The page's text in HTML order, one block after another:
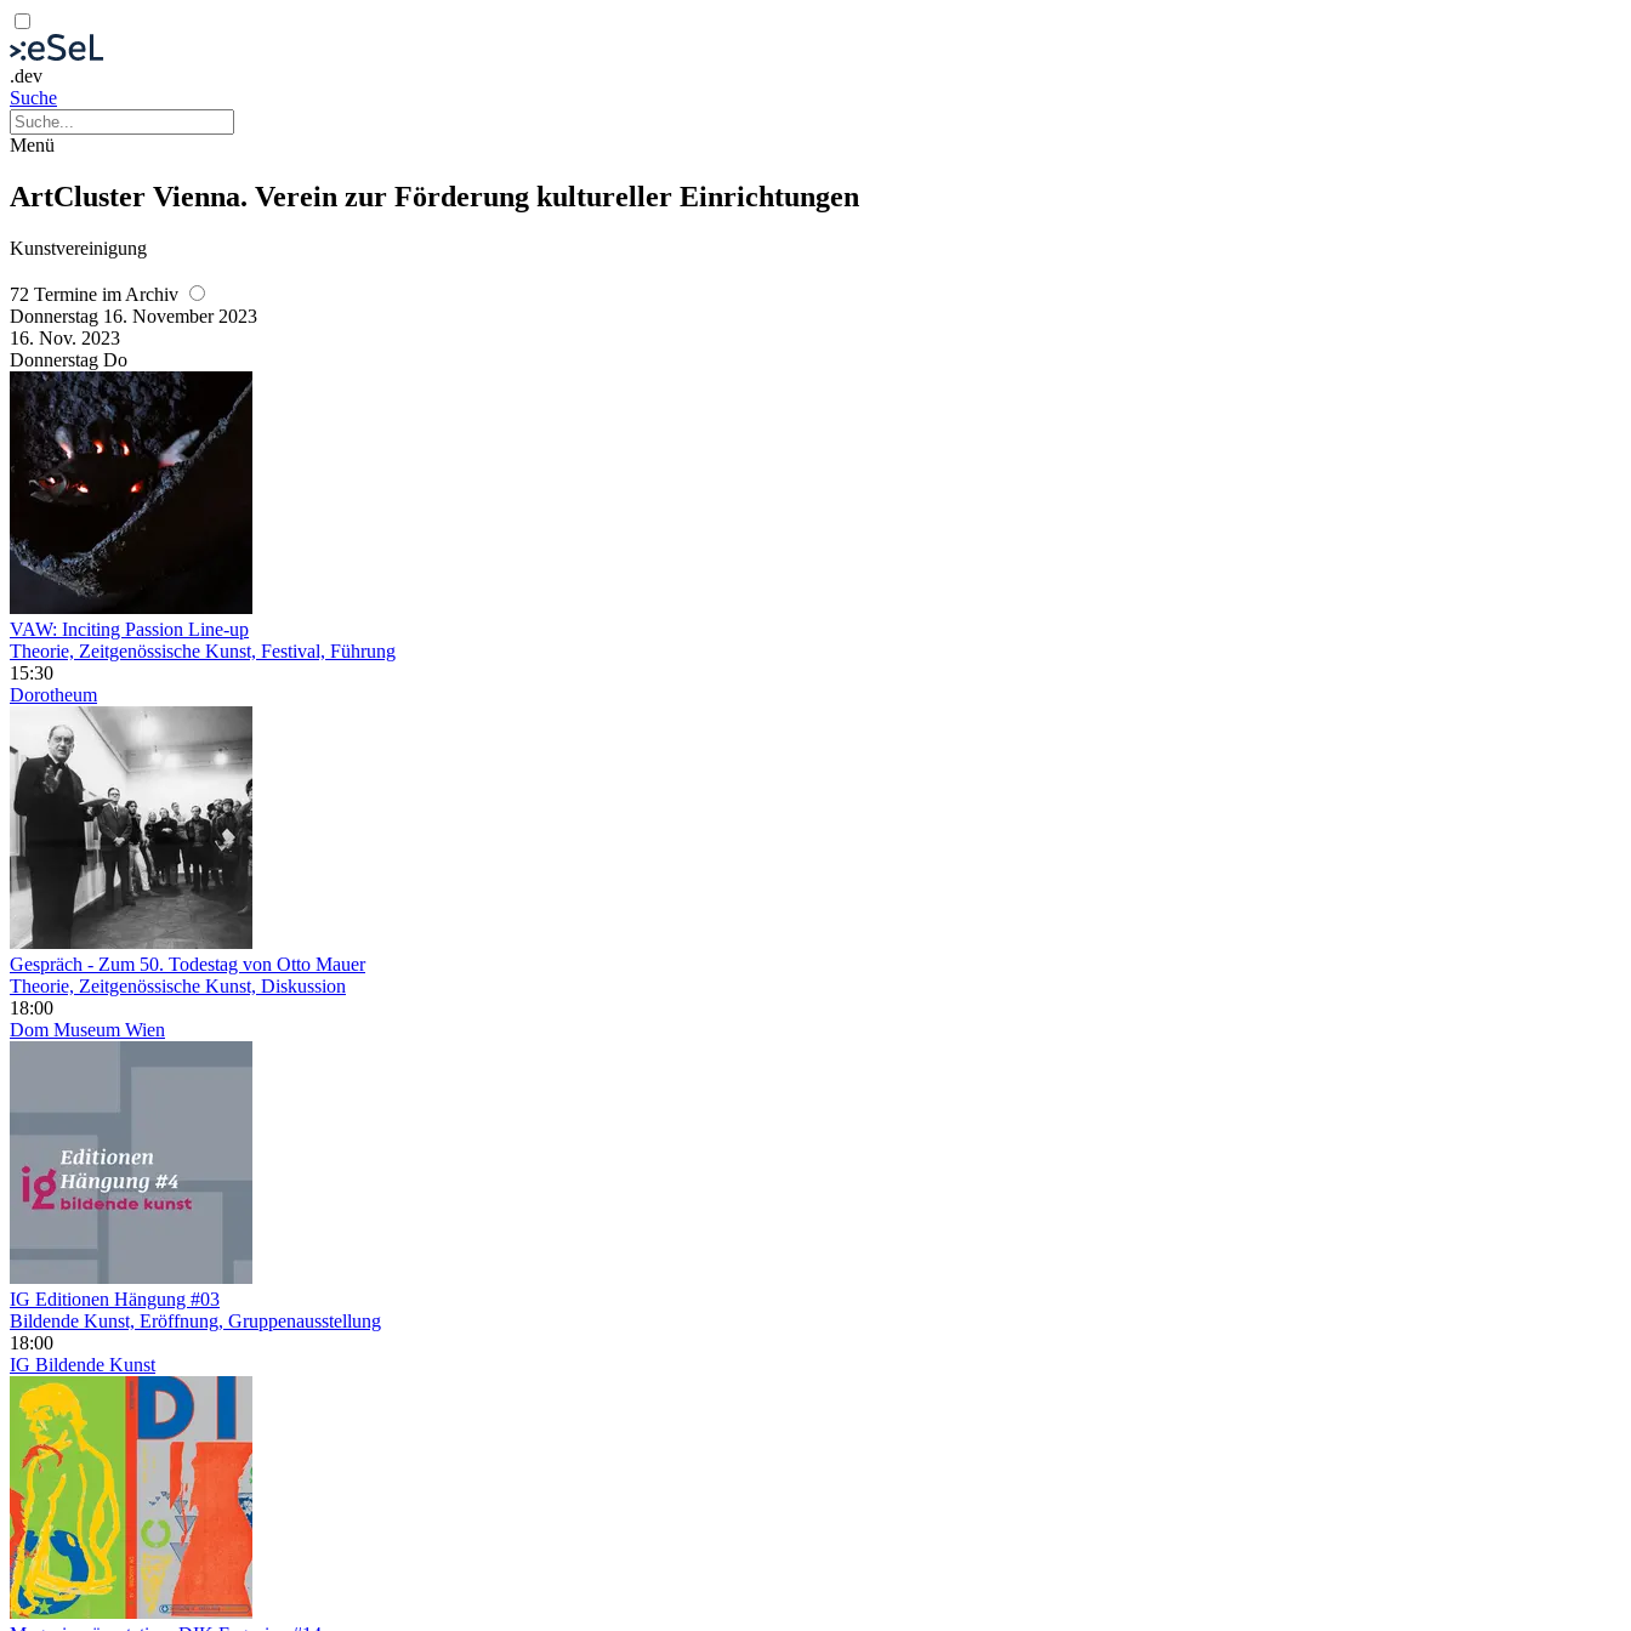
.dev
Suche
Menü
ArtCluster Vienna. Verein zur Förderung kultureller Einrichtungen
Kunstvereinigung
72 Termine im Archiv
Donnerstag 16. November 2023
16. Nov. 2023
Donnerstag Do
VAW: Inciting Passion Line-up
Theorie, Zeitgenössische Kunst, Festival, Führung
15:30
Dorotheum
Gespräch - Zum 50. Todestag von Otto Mauer
Theorie, Zeitgenössische Kunst, Diskussion
18:00
Dom Museum Wien
IG Editionen Hängung #03
Bildende Kunst, Eröffnung, Gruppenausstellung
18:00
IG Bildende Kunst